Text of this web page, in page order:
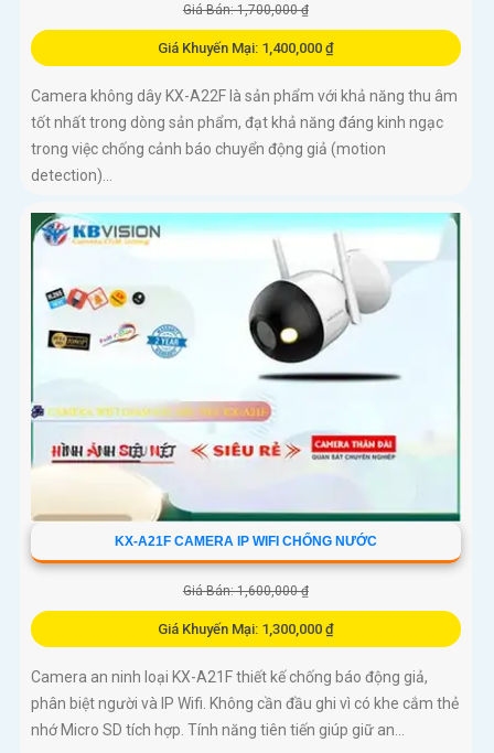
Giá Bán: 1,700,000 ₫
Giá Khuyến Mại: 1,400,000 ₫
Camera không dây KX-A22F là sản phẩm với khả năng thu âm
tốt nhất trong dòng sản phẩm, đạt khả năng đáng kinh ngạc
trong việc chống cảnh báo chuyển động giả (motion
detection)...
KX-A21F CAMERA IP WIFI CHỐNG NƯỚC
Giá Bán: 1,600,000 ₫
Giá Khuyến Mại: 1,300,000 ₫
Camera an ninh loại KX-A21F thiết kế chống báo động giả,
phân biệt người và IP Wifi. Không cần đầu ghi vì có khe cắm thẻ
nhớ Micro SD tích hợp. Tính năng tiên tiến giúp giữ an...